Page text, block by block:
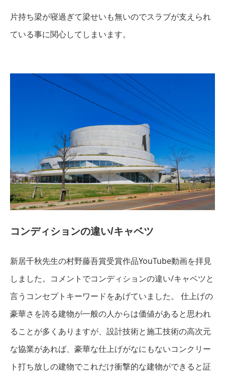
片持ち梁が寝過ぎて梁せいも無いのでスラブが支えられ
ている事に関心してしまいます。
コンディションの違い/キャベツ
新居千秋先生の村野藤吾賞受賞作品YouTube動画を拝見
しました。コメントでコンディションの違い/キャベツと
言うコンセプトキーワードをあげていました。 仕上げの
豪華さを誇る建物が一般の人からは価値があると思われ
ることが多くありますが、設計技術と施工技術の高次元
な協業があれば、豪華な仕上げがなにもないコンクリー
ト打ち放しの建物でこれだけ衝撃的な建物ができると証